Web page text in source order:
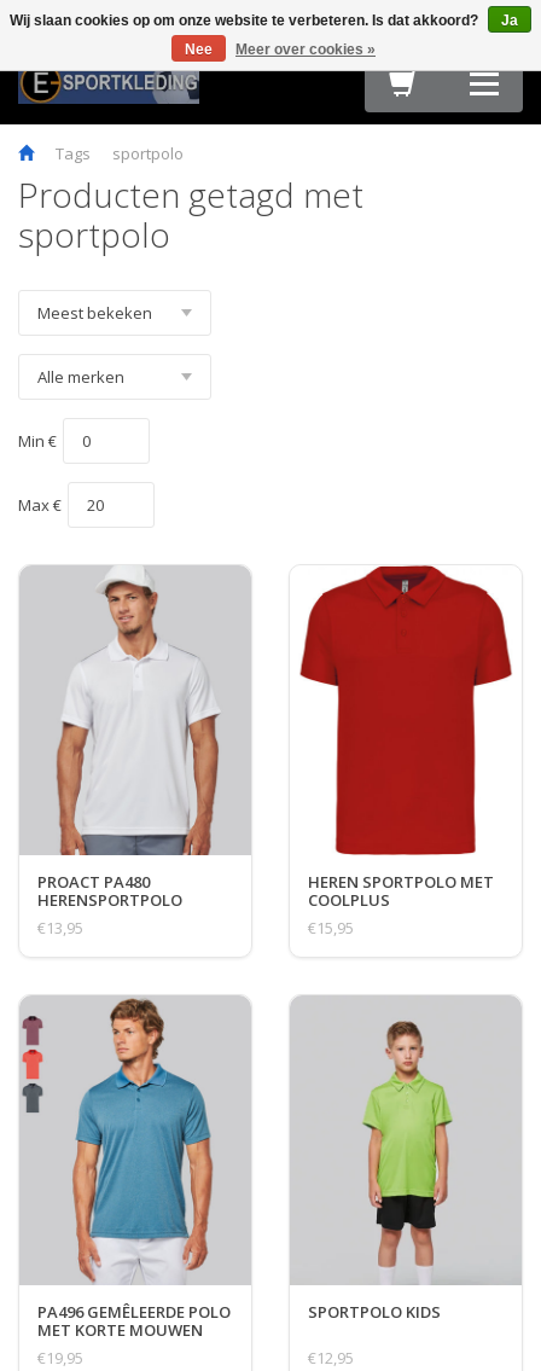
Terug
HARDLOOPKLEDING
Terug
TEAMWEAR
Terug
FIETSKLEDING
Terug
FITNESS
Terug
OUTDOOR
Terug
ACCESSOIRES
Terug
E-SPORT & GAMING
Terug
OBSTACLE RUN & BOOTCAMP
Terug
MAATTABELLEN
Tags sportpolo
Producten getagd met
sportpolo
Min €
Max €
PROACT PA480
HERENSPORTPOLO
€13,95
HEREN SPORTPOLO MET
COOLPLUS
€15,95
PA496 GEMÊLEERDE POLO
MET KORTE MOUWEN
€19,95
SPORTPOLO KIDS
€12,95
Wij slaan cookies op om onze website te verbeteren. Is dat akkoord?
Ja
Nee
Meer over cookies »